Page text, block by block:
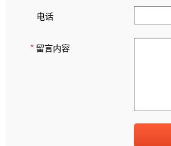
电话
* 留言内容